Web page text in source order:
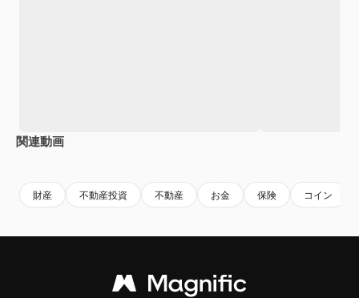
関連動画
財産 不動産投資 不動産 お金 保険 コイン